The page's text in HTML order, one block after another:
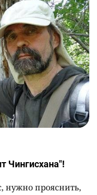
Чингисхана"!
нужно прояснить,